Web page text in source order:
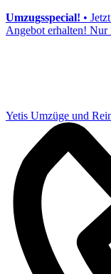
Umzugsspecial! •
Angebot erhalten!
Yetis Umzüge und